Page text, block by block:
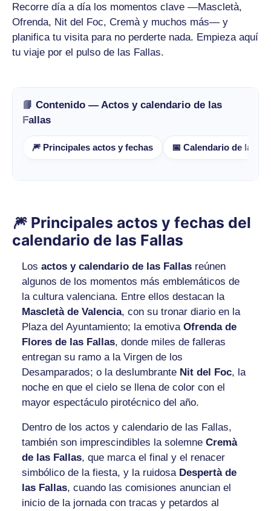
Recorre día a día los momentos clave —Mascletà,
Ofrenda, Nit del Foc, Cremà y muchos más— y
planifica tu visita para no perderte nada. Empieza aquí
tu viaje por el pulso de las Fallas.
📘 Contenido — Actos y calendario de las
Fallas
🎆 Principales actos y fechas 📅 Calendario de las
🎆 Principales actos y fechas del
calendario de las Fallas
Los actos y calendario de las Fallas reúnen
algunos de los momentos más emblemáticos de
la cultura valenciana. Entre ellos destacan la
Mascletà de Valencia, con su tronar diario en la
Plaza del Ayuntamiento; la emotiva Ofrenda de
Flores de las Fallas, donde miles de falleras
entregan su ramo a la Virgen de los
Desamparados; o la deslumbrante Nit del Foc, la
noche en que el cielo se llena de color con el
mayor espectáculo pirotécnico del año.
Dentro de los actos y calendario de las Fallas,
también son imprescindibles la solemne Cremà
de las Fallas, que marca el final y el renacer
simbólico de la fiesta, y la ruidosa Despertà de
las Fallas, cuando las comisiones anuncian el
inicio de la jornada con tracas y petardos al